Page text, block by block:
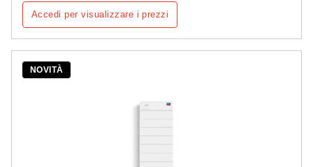
Accedi per visualizzare i prezzi
NOVITÀ